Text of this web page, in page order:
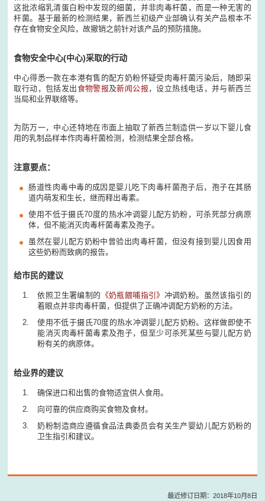
这批浓缩乳清蛋白粉中发现的细菌，并非肉毒杆菌，而是一种无害的
杆菌。基于最新的检测结果，新西兰初级产业部确认有关产品根本不
存在食物安全风险，故撤销之前针对该产品的预防措施。
食物安全中心(中心)采取的行动
中心得悉一款在本港有售的配方奶粉怀疑受肉毒杆菌污染后，随即采
取行动，包括发出食物警报及新闻公报 ，设立热线电话，并与新西兰
当局和业界联络等。
为防万一，中心还特地在市面上抽取了新西兰制造供一岁以下婴儿食
用的乳制品样本作肉毒杆菌检测，检测结果全部合格。
注意要点：
肠道性肉毒中毒的成因是婴儿吃下肉毒杆菌孢子后，孢子在其肠
道内萌发和生长，继而释出毒素。
使用不低于摄氏70度的热水冲调婴儿配方奶粉，可杀死部分病原
体，但不能消灭肉毒杆菌毒素及孢子。
虽然在婴儿配方奶粉中曾验出肉毒杆菌，但没有接到婴儿因食用
这些奶粉而致病的报告。
给市民的建议
依照卫生署编制的 《奶瓶餵哺指引》 冲调奶粉。虽然该指引的
着眼点并非肉毒杆菌，但提供了正确冲调配方奶粉的方法。
使用不低于摄氏70度的热水冲调婴儿配方奶粉。这样做即使不
能消灭肉毒杆菌毒素及孢子，但至少可杀死某些与婴儿配方奶
粉有关的病原体。
给业界的建议
确保进口和出售的食物适宜供人食用。
向可靠的供应商购买食物及食材。
奶粉制造商应遵循食品法典委员会有关生产婴幼儿配方奶粉的
卫生指引和建议。
最近修订日期：2018年10月8日